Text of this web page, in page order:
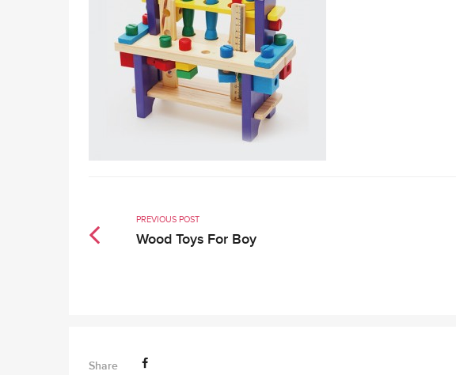
PREVIOUS POST
Wood Toys For Boy
Share